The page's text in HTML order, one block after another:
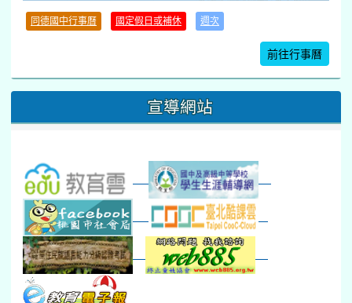
暑期體育育樂營結束
21 22
桃園市運動會
數感實驗夏令營(整天)
新生智力測驗補測(...
下午-新進教師研習
教師備課會議
新生訓練(整天)新生訓練(~12:00)
下午-校務會議14:00-
八九年級返校8-9
防災演練工作分配及...
30 31 2 3
本週_健康檢查週各班器材負責人訓練
發放班級書箱及晨讀...
技藝教育學程說明會...
12:30幹部訓練七年級新生健檢
本週_友善校園週收學生證、換補教科...
本週_圖書館開放借...
開學日
同德國中行事曆 國定假日或補休 週次
前往行事曆
宣導網站